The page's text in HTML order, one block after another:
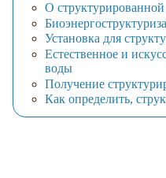
О структурированной
Установка для
Естественное и
воды
Получение
Как определить,